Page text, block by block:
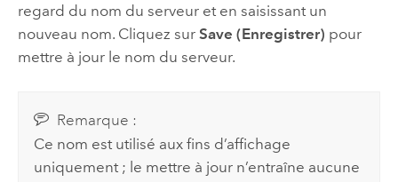
regard du nom du serveur et en saisissant un
nouveau nom. Cliquez sur Save (Enregistrer) pour
mettre à jour le nom du serveur.
Remarque :
Ce nom est utilisé aux fins d’affichage
uniquement ; le mettre à jour n’entraîne aucune